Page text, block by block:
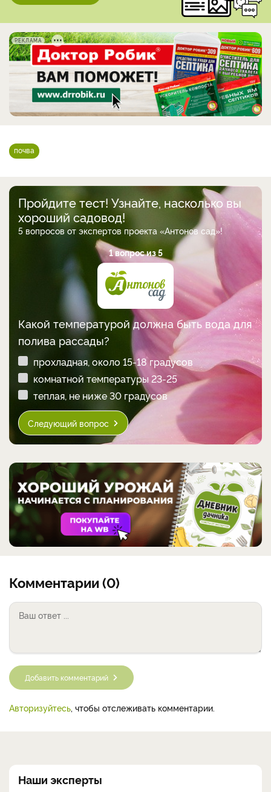
РЕКЛАМА
почва
Пройдите тест! Узнайте, насколько вы
хороший садовод!
5 вопросов от экспертов проекта «Антонов сад»!
1 вопрос из 5
Какой температурой должна быть вода для
полива рассады?
прохладная, около 15-18 градусов
комнатной температуры 23-25
теплая, не ниже 30 градусов
Следующий вопрос
Комментарии (0)
Добавить комментарий
Авторизуйтесь, чтобы отслеживать комментарии.
Наши эксперты